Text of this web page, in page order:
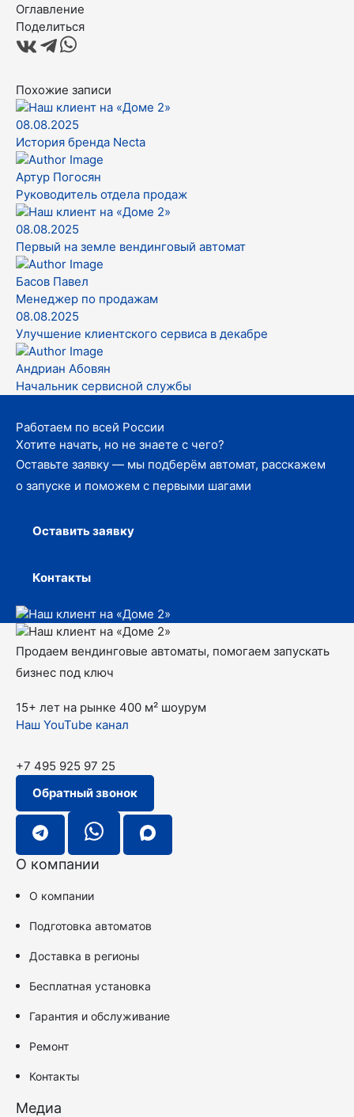
Оглавление
Поделиться
Похожие записи
08.08.2025
История бренда Necta
Артур Погосян
Руководитель отдела продаж
08.08.2025
Первый на земле вендинговый автомат
Басов Павел
Менеджер по продажам
08.08.2025
Улучшение клиентского сервиса в декабре
Андриан Абовян
Начальник сервисной службы
Работаем по всей России
Хотите начать, но не знаете с чего?
Оставьте заявку — мы подберём автомат, расскажем
о запуске и поможем с первыми шагами
Оставить заявку
Контакты
Продаем вендинговые автоматы, помогаем запускать
бизнес под ключ
15+ лет на рынке 400 м² шоурум
Наш YouTube канал
+7 495 925 97 25
Обратный звонок
О компании
О компании
Подготовка автоматов
Доставка в регионы
Бесплатная установка
Гарантия и обслуживание
Ремонт
Контакты
Медиа